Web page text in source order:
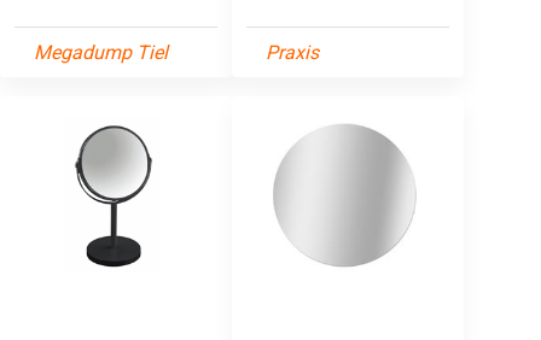
Megadump Tiel Praxis